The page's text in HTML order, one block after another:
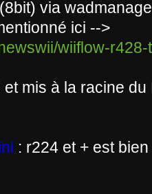
via
ici -->
wiiflow-
mis à la racine
: r224 et + est